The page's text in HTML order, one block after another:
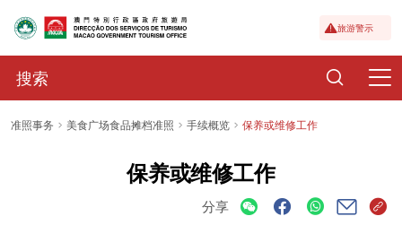
旅游警示
准照事务 美食广场食品摊档准照 手续概览 保养或维修工作
保养或维修工作
分享